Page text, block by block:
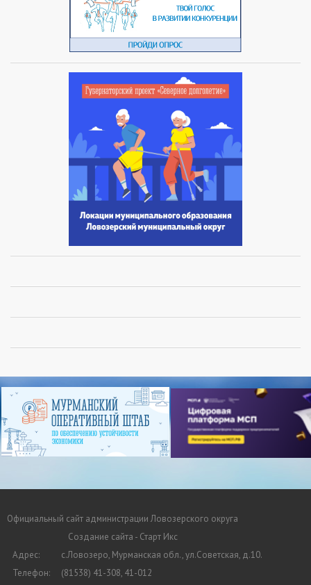
Официальный сайт администрации Ловозерского округа
Создание сайта - Старт Икс
Адрес:
с.Ловозеро, Мурманская обл., ул.Советская, д.10.
Телефон:
(81538) 41-308, 41-012